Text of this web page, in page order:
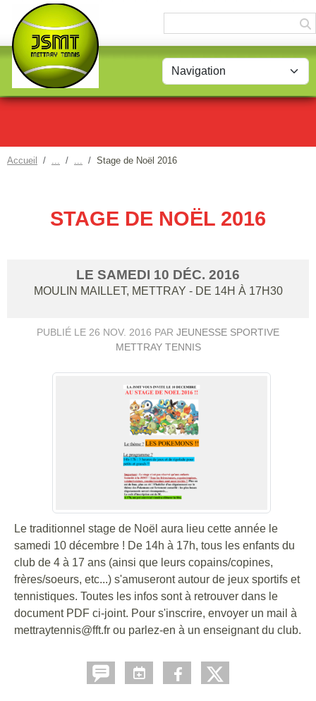
Accueil Stage de Noël 2016
STAGE DE NOËL 2016
LE SAMEDI 10 DÉC. 2016
MOULIN MAILLET, METTRAY - DE 14H À 17H30
PUBLIÉ LE 26 NOV. 2016 PAR JEUNESSE SPORTIVE
METTRAY TENNIS
Le traditionnel stage de Noël aura lieu cette année le
samedi 10 décembre ! De 14h à 17h, tous les enfants du
club de 4 à 17 ans (ainsi que leurs copains/copines,
frères/soeurs, etc...) s'amuseront autour de jeux sportifs et
tennistiques. Toutes les infos sont à retrouver dans le
document PDF ci-joint. Pour s'inscrire, envoyer un mail à
mettraytennis@fft.fr ou parlez-en à un enseignant du club.
Panneau de gestion des cookies